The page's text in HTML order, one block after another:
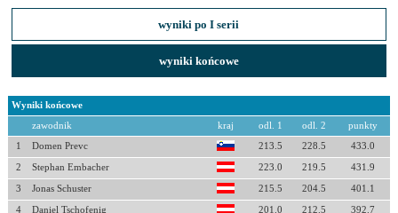
wyniki po I serii
wyniki końcowe
Wyniki końcowe
zawodnik kraj odl. 1 odl. 2 punkty
1 Domen Prevc 213.5 228.5 433.0
2 Stephan Embacher 223.0 219.5 431.9
3 Jonas Schuster 215.5 204.5 401.1
4 Daniel Tschofenig 201.0 212.5 392.7